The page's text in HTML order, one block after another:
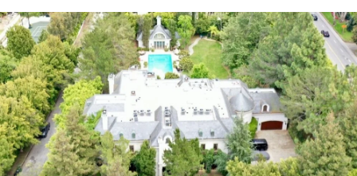
OMOGUĆI OBAVIJESTI